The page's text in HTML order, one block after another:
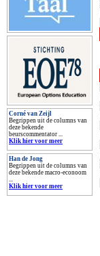
Corné van Zeijl
Begrippen uit de columns van
deze bekende
beurscommentator ...
Klik hier voor meer
Han de Jong
Begrippen uit de columns van
deze bekende macro-econoom
...
Klik hier voor meer